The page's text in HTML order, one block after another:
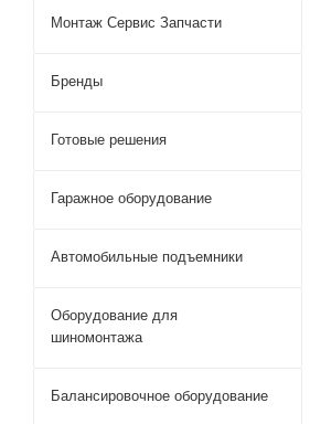
Монтаж Сервис Запчасти
Бренды
Готовые решения
Гаражное оборудование
Автомобильные подъемники
Оборудование для
шиномонтажа
Балансировочное оборудование